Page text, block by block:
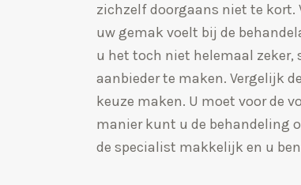
zichzelf doorgaans niet te kort.
uw gemak voelt bij de
u het toch niet helemaal zeker,
aanbieder te maken. Vergelijk
keuze maken. U moet voor de
manier kunt u de behandeling
de specialist makkelijk en u